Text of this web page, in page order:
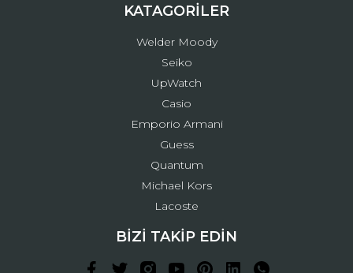
KATAGORİLER
Welder Moody
Seiko
UpWatch
Casio
Emporio Armani
Guess
Quantum
Michael Kors
Lacoste
BİZİ TAKİP EDİN